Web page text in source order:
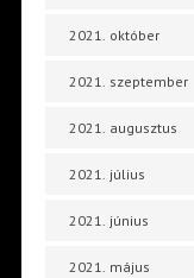
2021. október
2021. szeptember
2021. augusztus
2021. július
2021. június
2021. május